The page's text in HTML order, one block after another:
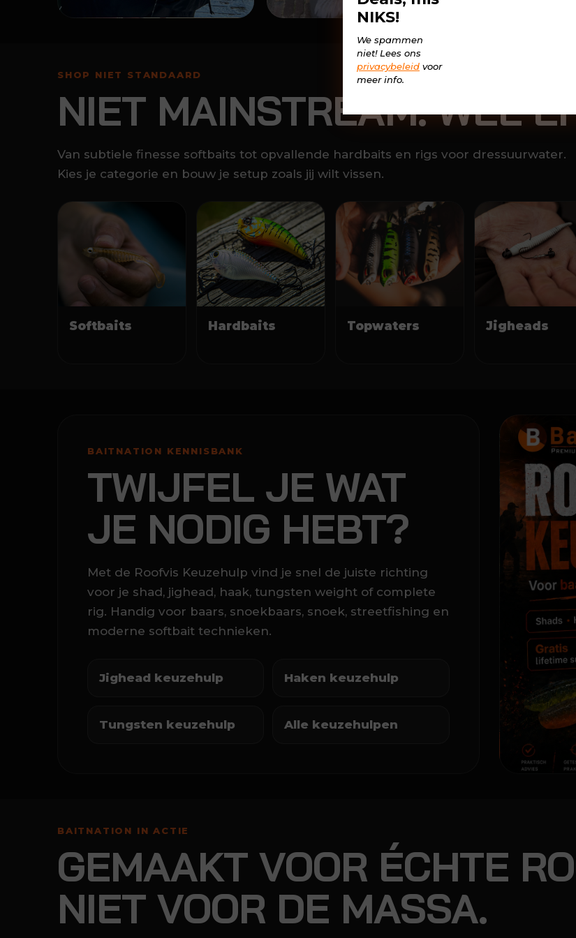
SHOP NIET STANDAARD
NIET MAINSTREAM. WEL
Van subtiele finesse softbaits tot opvallende hardbaits en rigs voor dressuurwater.
Kies je categorie en bouw je setup zoals jij wilt vissen.
Softbaits Hardbaits Topwaters Jigheads
BAITNATION KENNISBANK
TWIJFEL JE WAT
JE NODIG HEBT?
Met de Roofvis Keuzehulp vind je snel de juiste richting
voor je shad, jighead, haak, tungsten weight of complete
rig. Handig voor baars, snoekbaars, snoek, streetfishing en
moderne softbait technieken.
Jighead keuzehulp Haken keuzehulp
Tungsten keuzehulp Alle keuzehulpen
BAITNATION IN ACTIE
GEMAAKT VOOR ÉCHTE
NIET VOOR DE MASSA.
NIKS!
We spammen
niet! Lees ons
privacybeleid voor
meer info.